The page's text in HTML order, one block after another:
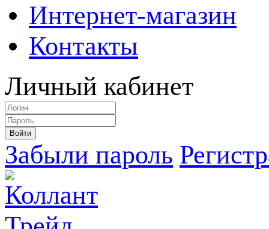
Интернет-магазин
Контакты
Личный кабинет
Забыли пароль